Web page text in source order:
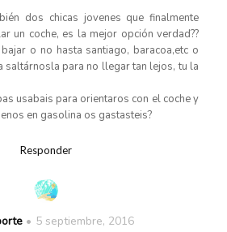
dos chicas jovenes que finalmente
un coche, es la mejor opción verdad??
o no hasta santiago, baracoa,etc o
saltárnosla para no llegar tan lejos, tu la
usabais para orientaros con el coche y
en gasolina os gastasteis?
Responder
5 septiembre, 2016